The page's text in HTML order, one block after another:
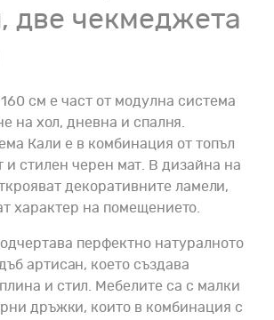
две чекмеджета
см е част от модулна система
на хол, дневна и спалня.
Кали е в комбинация от топъл
и стилен черен мат. В дизайна на
декоративните ламели,
характер на помещението.
перфектно натуралното
артисан, което създава
и стил. Мебелите са с малки
дръжки, които в комбинация с